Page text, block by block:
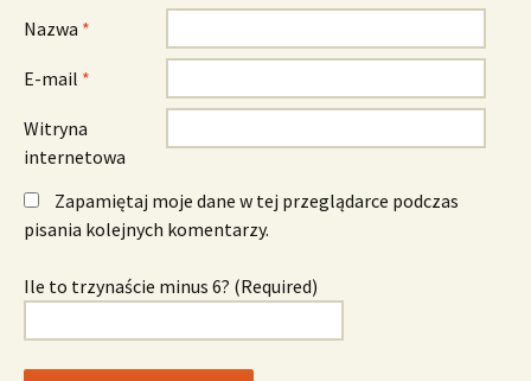
Nazwa *
E-mail *
Witryna
internetowa
Zapamiętaj moje dane w tej przeglądarce podczas
pisania kolejnych komentarzy.
Ile to trzynaście minus 6? (Required)